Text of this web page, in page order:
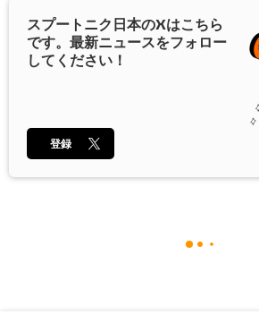
スプートニク日本のXはこちら
です。最新ニュースをフォロー
してください！
登録